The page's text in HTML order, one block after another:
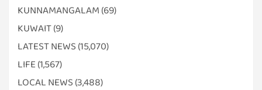
KUNNAMANGALAM (69)
KUWAIT(9)
LATEST NEWS (15,070)
LIFE (1,567)
LOCAL NEWS (3,488)